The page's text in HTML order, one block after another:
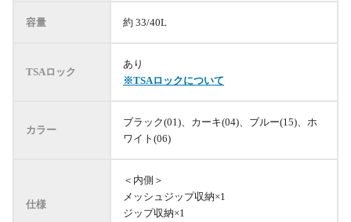
容量 約 33/40L
TSAロック
あり
※TSAロックについて
カラー
ブラック(01)、カーキ(04)、ブルー(15)、ホ
ワイト(06)
仕様
＜内側＞
メッシュジップ収納×1
ジップ収納×1